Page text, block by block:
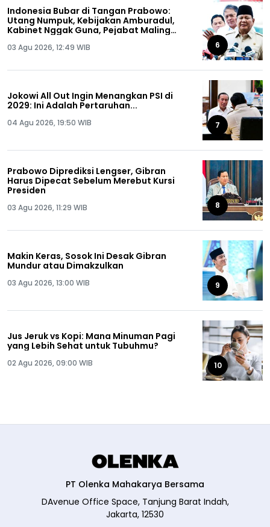
Indonesia Bubar di Tangan Prabowo:
Utang Numpuk, Kebijakan Amburadul,
Kabinet Nggak Guna, Pejabat Maling
03 Agu 2026, 12:49 WIB 6
Jokowi All Out Ingin Menangkan PSI di
2029: Ini Adalah Pertaruhan...
04 Agu 2026, 19:50 WIB 7
Prabowo Diprediksi Lengser, Gibran
Harus Dipecat Sebelum Merebut Kursi
Presiden
03 Agu 2026, 11:29 WIB 8
Makin Keras, Sosok Ini Desak Gibran
Mundur atau Dimakzulkan
03 Agu 2026, 13:00 WIB 9
Jus Jeruk vs Kopi: Mana Minuman Pagi
yang Lebih Sehat untuk Tubuhmu?
02 Agu 2026, 09:00 WIB 10
PT Olenka Mahakarya Bersama
DAvenue Office Space, Tanjung Barat Indah,
Jakarta, 12530